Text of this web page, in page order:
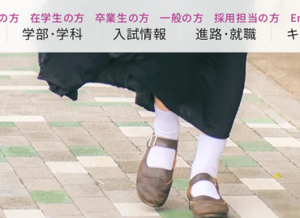
方 在学生の方 卒業生の方 一般の方 採用担当の方
学部･学科 入試情報 進路･就職